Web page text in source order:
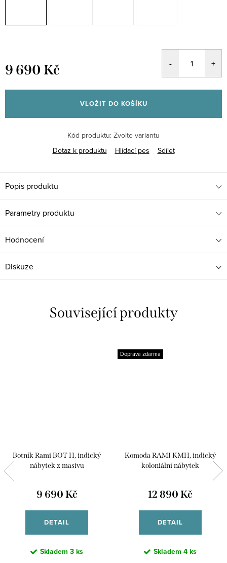
9 690 Kč
cena:
VLOŽIT DO KOŠÍKU
Kód produktu: Zvolte variantu
Dotaz k produktu
Hlídací pes Sdílet
Popis produktu
Parametry produktu
Hodnocení
Diskuze
Související produkty
Botník Rami BOT H, indický
nábytek z masivu
9 690 Kč
DETAIL
Skladem 3 ks
Doprava zdarma
Komoda RAMI KMH, indický
koloniální nábytek
12 890 Kč
DETAIL
Skladem 4 ks